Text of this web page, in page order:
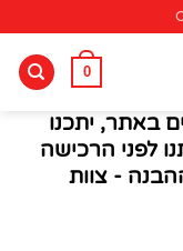
0
באתר, יתכנו
לפני הרכישה
- צוות